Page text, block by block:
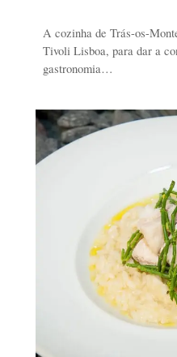
A cozinha de Trás-os-
Tivoli Lisboa, para dar a
gastronomia…